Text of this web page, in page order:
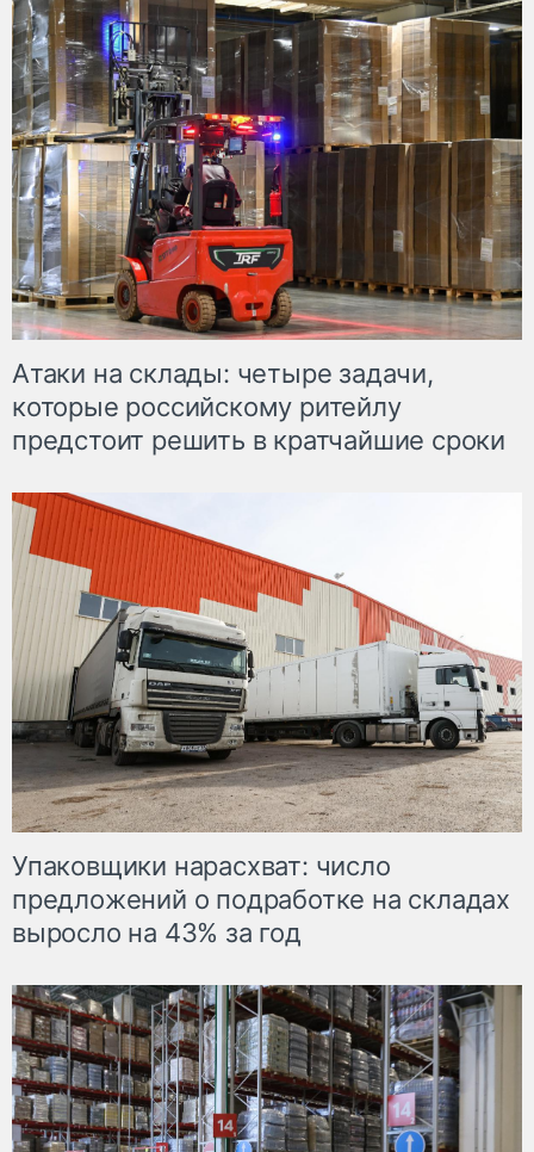
Атаки на склады: четыре задачи,
которые российскому ритейлу
предстоит решить в кратчайшие сроки
Упаковщики нарасхват: число
предложений о подработке на складах
выросло на 43% за год